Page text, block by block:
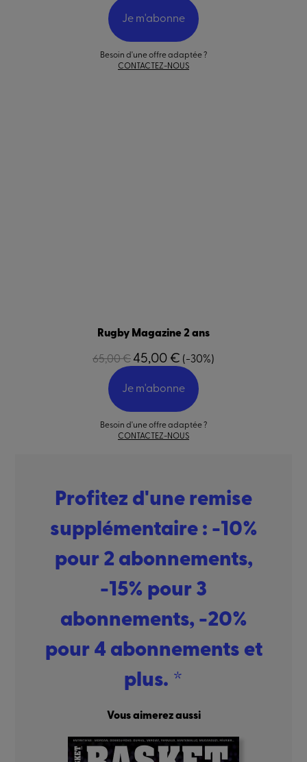
Je m'abonne
Besoin d'une offre adaptée ?
CONTACTEZ-NOUS
Rugby Magazine 2 ans
65,00 €45,00 € (-30%)
Je m'abonne
Besoin d'une offre adaptée ?
CONTACTEZ-NOUS
Profitez d'une remise
supplémentaire : -10%
pour 2 abonnements,
-15% pour 3
abonnements, -20%
pour 4 abonnements et
plus. *
Vous aimerez aussi